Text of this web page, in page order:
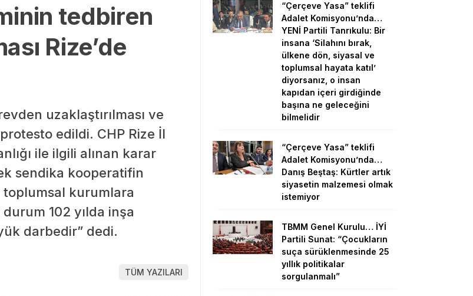
tedbiren
Rize’de
uzaklaştırılması ve
edildi. CHP Rize İl
ile ilgili alınan karar
sendika kooperatifin
toplumsal kurumlara
102 yılda inşa
darbedir” dedi.
TÜM YAZILARI
“Çerçeve Yasa” teklifi
Adalet Komisyonu’nda…
YENİ Partili Tanrıkulu: Bir
insana ‘Silahını bırak,
ülkene dön, siyasal ve
toplumsal hayata katıl’
diyorsanız, o insan
kapıdan içeri girdiğinde
başına ne geleceğini
bilmelidir
“Çerçeve Yasa” teklifi
Adalet Komisyonu’nda…
Danış Beştaş: Kürtler artık
siyasetin malzemesi olmak
istemiyor
TBMM Genel Kurulu… İYİ
Partili Sunat: “Çocukların
suça sürüklenmesinde 25
yıllık politikalar
sorgulanmalı”